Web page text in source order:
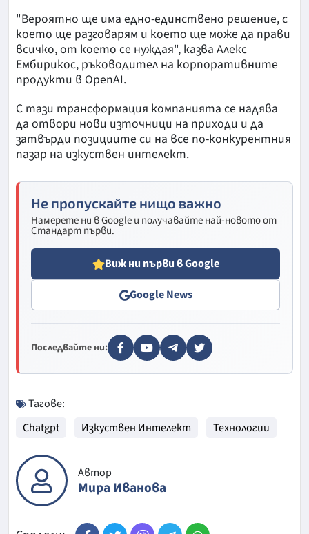
"Вероятно ще има едно-единствено решение, с
което ще разговарям и което ще може да прави
всичко, от което се нуждая", казва Алекс
Ембирикос, ръководител на корпоративните
продукти в OpenAI.
С тази трансформация компанията се надява
да отвори нови източници на приходи и да
затвърди позициите си на все по-конкурентния
пазар на изкуствен интелект.
Не пропускайте нищо важно
Намерете ни в Google и получавайте най-новото от
Стандарт първи.
Виж ни първи в Google
Google News
Последвайте ни:
Тагове:
Chatgpt
Изкуствен Интелект Технологии
Автор
Мира Иванова